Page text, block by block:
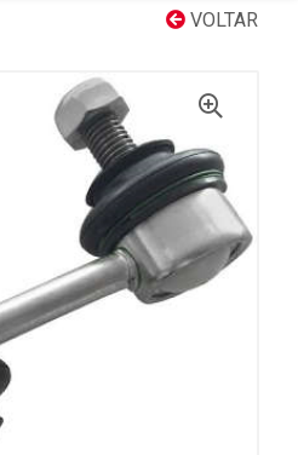
VOLTAR